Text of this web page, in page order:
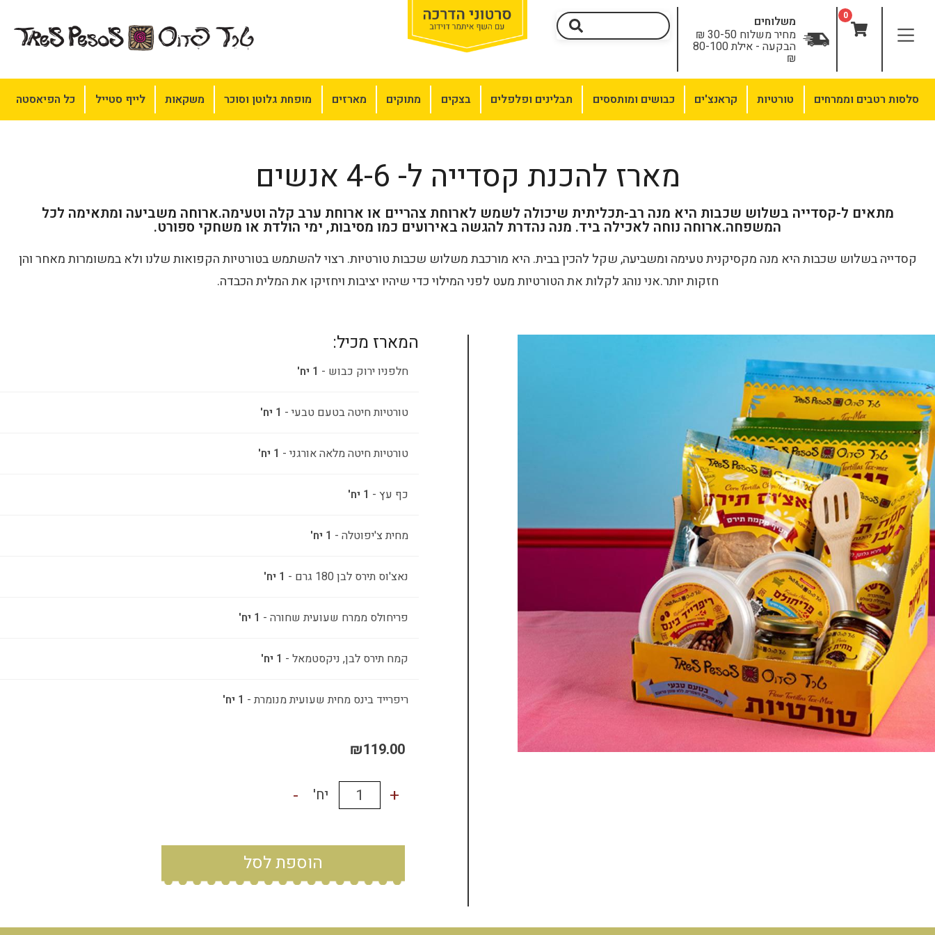
0 משלוחים
מחיר משלוח 30-50 ₪
הבקעה - אילת 80-100
₪
סלסות רטבים וממרחים טורטיות קראנצ'ים כבושים ומותססים תבלינים ופלפלים בצקים מתוקים מארזים מופחת גלוטן וסוכר משקאות לייף סטייל כל הפיאסטה
מארז להכנת קסדייה ל- 4-6 אנשים
מתאים ל-קסדייה בשלוש שכבות היא מנה רב-תכליתית שיכולה לשמש לארוחת צהריים או ארוחת ערב קלה וטעימה.ארוחה משביעה ומתאימה לכל
המשפחה.ארוחה נוחה לאכילה ביד. מנה נהדרת להגשה באירועים כמו מסיבות, ימי הולדת או משחקי ספורט.
קסדייה בשלוש שכבות היא מנה מקסיקנית טעימה ומשביעה, שקל להכין בבית. היא מורכבת משלוש שכבות טורטיות. רצוי להשתמש בטורטיות הקפואות שלנו ולא במשומרות מאחר והן
חזקות יותר.אני נוהג לקלות את הטורטיות מעט לפני המילוי כדי שיהיו יציבות ויחזיקו את המלית הכבדה.
המארז מכיל:
חלפניו ירוק כבוש - 1 יח'
טורטיות חיטה בטעם טבעי - 1 יח'
טורטיות חיטה מלאה אורגני - 1 יח'
כף עץ - 1 יח'
מחית צ'יפוטלה - 1 יח'
נאצ'וס תירס לבן 180 גרם - 1 יח'
פריחולס ממרח שעועית שחורה - 1 יח'
קמח תירס לבן, ניקסטמאל - 1 יח'
ריפרייד בינס מחית שעועית מנומרת - 1 יח'
₪119.00
- 'יח +
הוספת לסל